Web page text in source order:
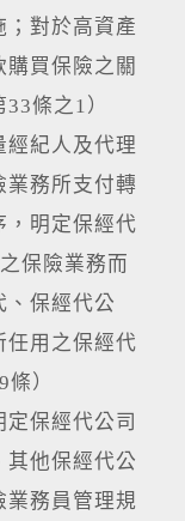
；對於高資產
買保險之關
條之1）
經紀人及代理
業務所支付轉
，明定保經代
保險業務而
、保經代公
任用之保經代
）
保經代公司
其他保經代公
業務員管理規